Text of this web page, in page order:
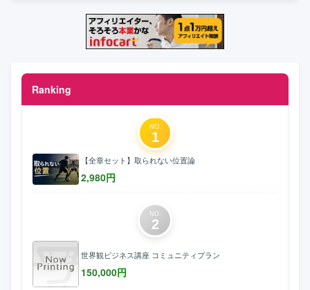
Ranking
NO.
1
【全章セット】取られない位置論
2,980円
NO.
2
世界観ビジネス講座 コミュニティプラン
150,000円